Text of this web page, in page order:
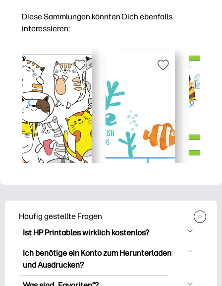
Diese Sammlungen könnten Dich ebenfalls
interessieren:
Häufig gestellte Fragen
Ist HP Printables wirklich kostenlos?
HP Printables bietet über 2.500
kostenlose Vorlagen zum Herunterladen
Ich benötige ein Konto zum Herunterladen
und Ausdrucken?
Sie können es erkunden und drucken,